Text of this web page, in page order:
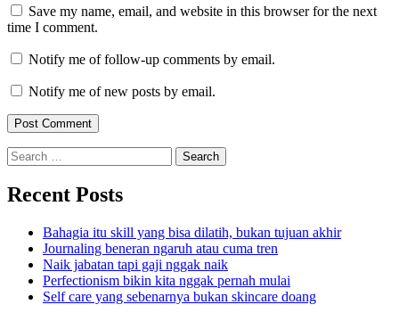
Save my name, email, and website in this browser for the next
time I comment.
Notify me of follow-up comments by email.
Notify me of new posts by email.
Search
for:
Recent Posts
Bahagia itu skill yang bisa dilatih, bukan tujuan akhir
Journaling beneran ngaruh atau cuma tren
Naik jabatan tapi gaji nggak naik
Perfectionism bikin kita nggak pernah mulai
Self care yang sebenarnya bukan skincare doang